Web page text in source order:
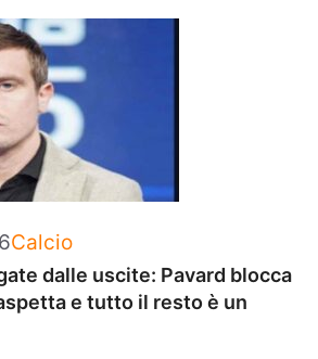
Categorie
Calcio
dalle uscite: Pavard blocca
e tutto il resto è un